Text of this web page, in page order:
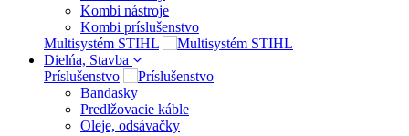
Kombi nástroje
Kombi príslušenstvo
Multisystém STIHL
Dielńa, Stavba
Príslušenstvo
Bandasky
Predlžovacie káble
Oleje, odsávačky